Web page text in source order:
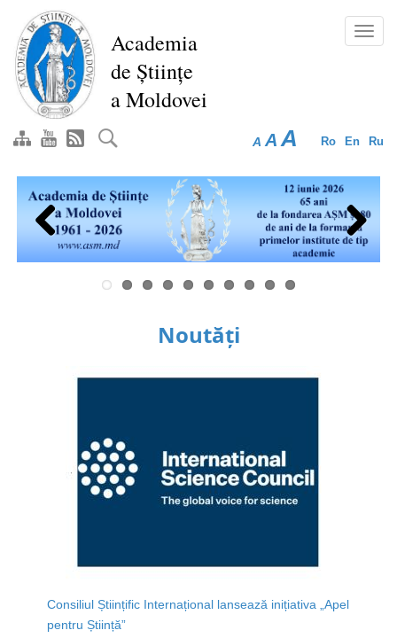
conţinutul
principal
Academia
de Științe
a Moldovei
Ro En Ru
A A A
Previous Next
Noutăți
Consiliul Științific Internațional lansează inițiativa „Apel
pentru Știință”